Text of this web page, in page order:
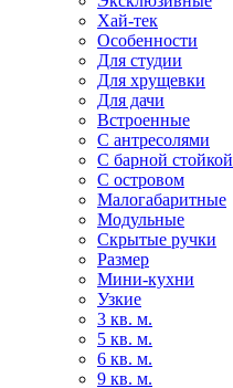
Хай-тек
Особенности
Для студии
Для хрущевки
Для дачи
Встроенные
С антресолями
С барной стойкой
С островом
Малогабаритные
Модульные
Скрытые ручки
Размер
Мини-кухни
Узкие
3 кв. м.
5 кв. м.
6 кв. м.
9 кв. м.